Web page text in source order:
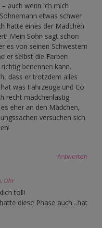
auch wenn ich mich
etwas schwer
hätte eines der Mädchen
Mein Sohn sagt schon
es von seinen Schwestern
er selbst die Farben
benennen kann.
dass er trotzdem alles
was Fahrzeuge und Co
recht mädchenlastig
eher an den Mädchen,
versuchen sich
Antworten
Uhr
toll!
diese Phase auch…hat